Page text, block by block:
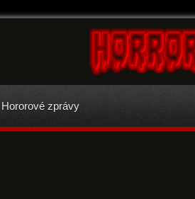
Hororové zprávy